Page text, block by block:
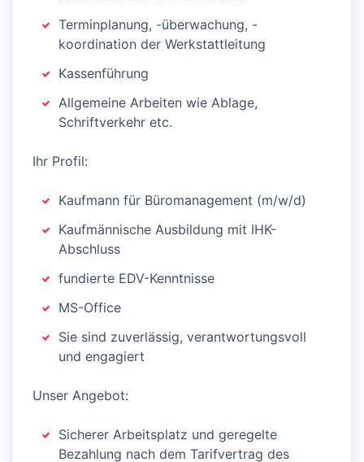
Terminplanung, -überwachung, -
koordination der Werkstattleitung
Kassenführung
Allgemeine Arbeiten wie Ablage,
Schriftverkehr etc.
Ihr Profil:
Kaufmann für Büromanagement (m/w/d)
Kaufmännische Ausbildung mit IHK-
Abschluss
fundierte EDV-Kenntnisse
MS-Office
Sie sind zuverlässig, verantwortungsvoll
und engagiert
Unser Angebot:
Sicherer Arbeitsplatz und geregelte
Bezahlung nach dem Tarifvertrag des